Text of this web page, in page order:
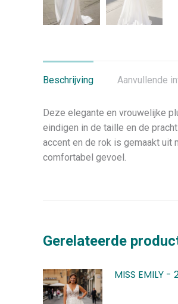
Beschrijving Aanvullende
Deze elegante en vrouwelijke
eindigen in de taille en de
accent en de rok is gemaakt
comfortabel gevoel.
Gerelateerde
MISS EMILY -